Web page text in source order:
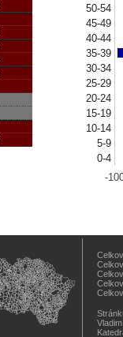
-
50-54
45-49
40-44
35-39
30-34
25-29
20-24
15-19
10-14
5-9
0-4